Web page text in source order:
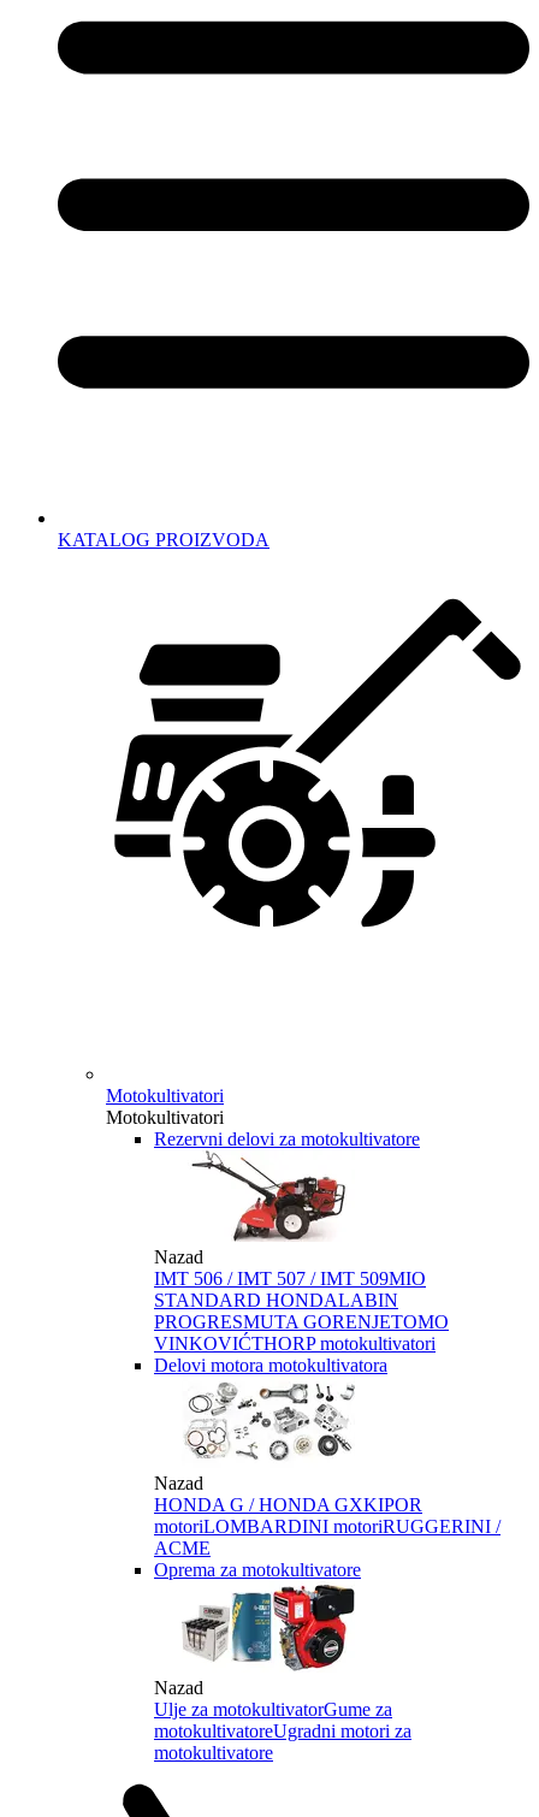
KATALOG PROIZVODA
Motokultivatori
Motokultivatori
Rezervni delovi za motokultivatore
Nazad
IMT 506 / IMT 507 / IMT 509MIO
STANDARD HONDALABIN
PROGRESMUTA GORENJETOMO
VINKOVIĆTHORP motokultivatori
Delovi motora motokultivatora
Nazad
HONDA G / HONDA GXKIPOR
motoriLOMBARDINI motoriRUGGERINI /
ACME
Oprema za motokultivatore
Nazad
Ulje za motokultivatorGume za
motokultivatoreUgradni motori za
motokultivatore